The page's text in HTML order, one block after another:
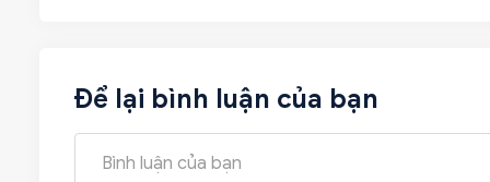
Để lại bình luận của bạn